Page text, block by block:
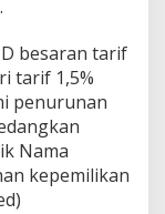
besaran tarif
tarif 1,5%
penurunan
Nama
kepemilikan